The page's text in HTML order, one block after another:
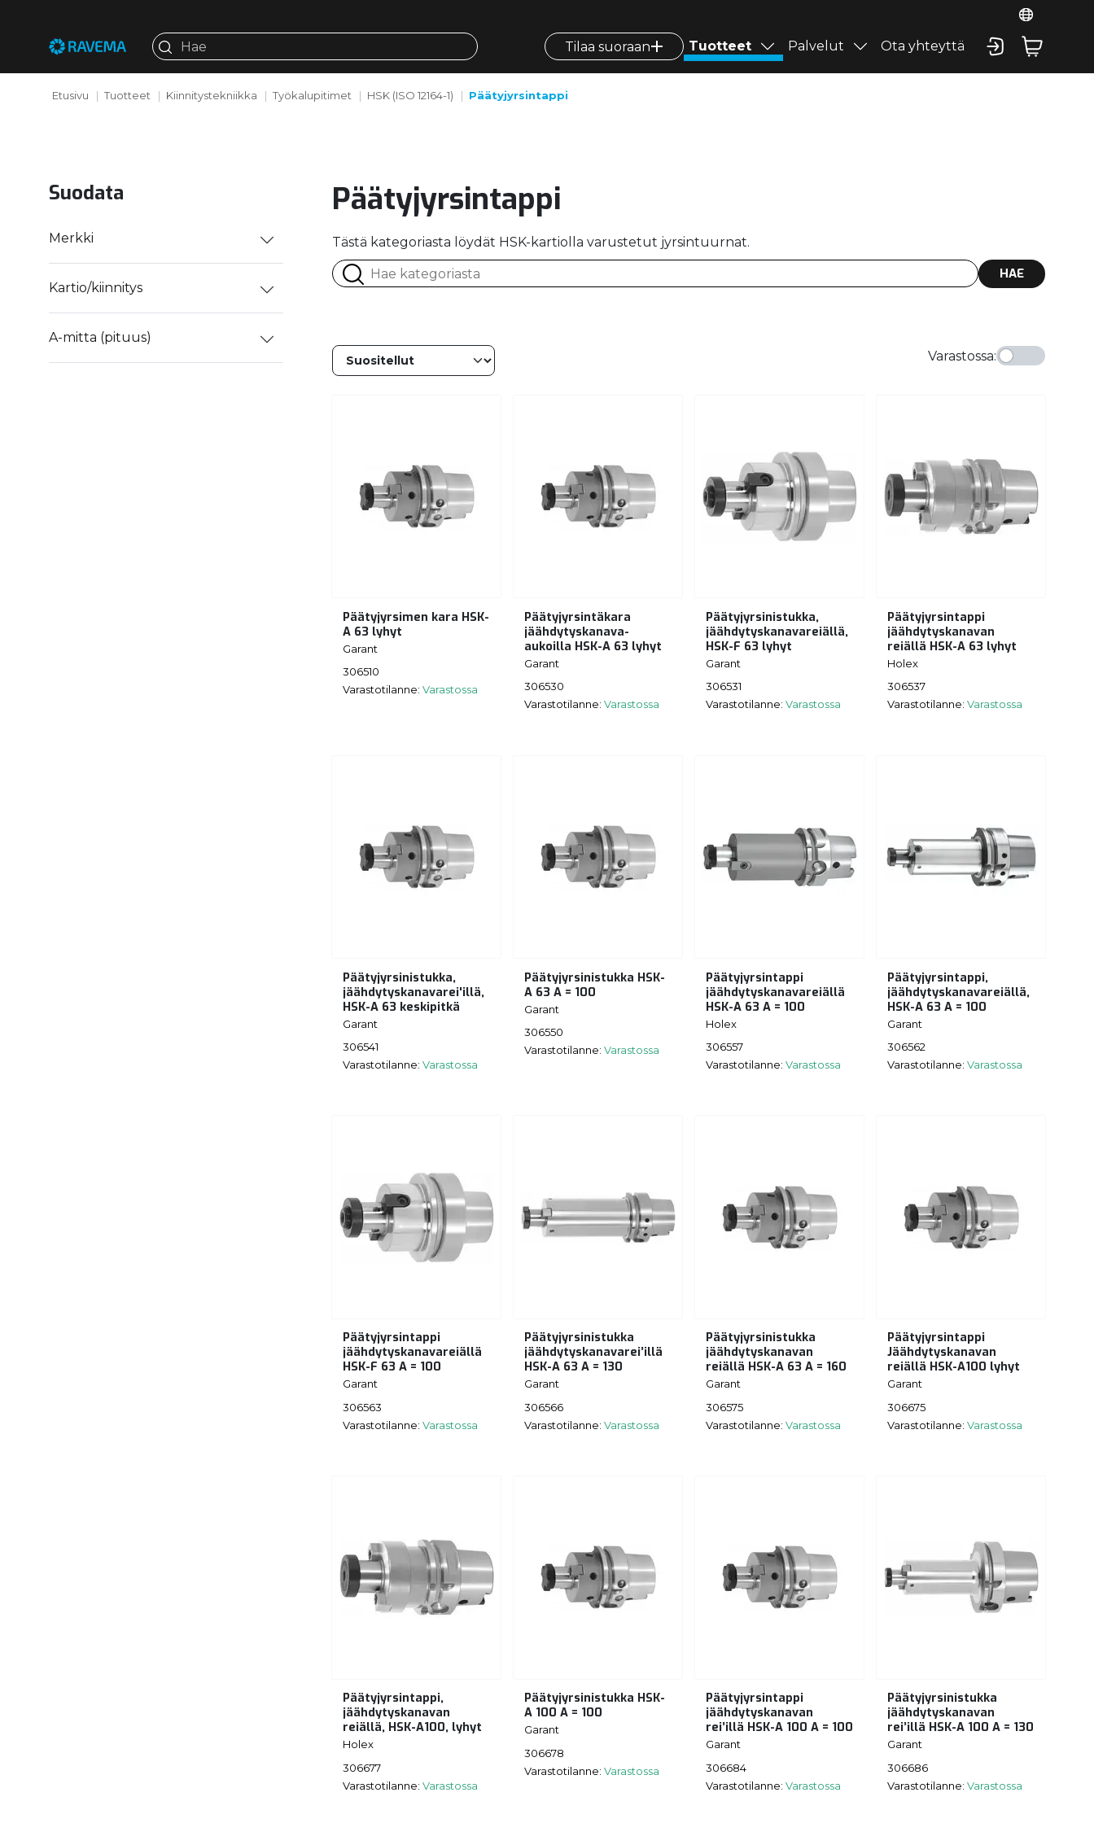
Tilaa suoraan Tuotteet Palvelut Ota yhteyttä
Etusivu Tuotteet Kiinnitystekniikka Työkalupitimet HSK (ISO 12164-1) Päätyjyrsintappi
Suodata
Merkki
Kartio/kiinnitys
A-mitta (pituus)
Päätyjyrsintappi
Tästä kategoriasta löydät HSK-kartiolla varustetut jyrsintuurnat.
HAE
Varastossa:
Päätyjyrsimen kara HSK-
A 63 lyhyt
Garant
306510
Varastotilanne: Varastossa
Päätyjyrsintäkara
jäähdytyskanava-
aukoilla HSK-A 63 lyhyt
Garant
306530
Varastotilanne: Varastossa
Päätyjyrsinistukka,
jäähdytyskanavareiällä,
HSK-F 63 lyhyt
Garant
306531
Varastotilanne: Varastossa
Päätyjyrsintappi
jäähdytyskanavan
reiällä HSK-A 63 lyhyt
Holex
306537
Varastotilanne: Varastossa
Päätyjyrsinistukka,
jäähdytyskanavarei'illä,
HSK-A 63 keskipitkä
Garant
306541
Varastotilanne: Varastossa
Päätyjyrsinistukka HSK-
A 63 A = 100
Garant
306550
Varastotilanne: Varastossa
Päätyjyrsintappi
jäähdytyskanavareiällä
HSK-A 63 A = 100
Holex
306557
Varastotilanne: Varastossa
Päätyjyrsintappi,
jäähdytyskanavareiällä,
HSK-A 63 A = 100
Garant
306562
Varastotilanne: Varastossa
Päätyjyrsintappi
jäähdytyskanavareiällä
HSK-F 63 A = 100
Garant
306563
Varastotilanne: Varastossa
Päätyjyrsinistukka
jäähdytyskanavarei’illä
HSK-A 63 A = 130
Garant
306566
Varastotilanne: Varastossa
Päätyjyrsinistukka
jäähdytyskanavan
reiällä HSK-A 63 A = 160
Garant
306575
Varastotilanne: Varastossa
Päätyjyrsintappi
Jäähdytyskanavan
reiällä HSK-A100 lyhyt
Garant
306675
Varastotilanne: Varastossa
Päätyjyrsintappi,
jäähdytyskanavan
reiällä, HSK-A100, lyhyt
Holex
306677
Varastotilanne: Varastossa
Päätyjyrsinistukka HSK-
A 100 A = 100
Garant
306678
Varastotilanne: Varastossa
Päätyjyrsintappi
jäähdytyskanavan
rei’illä HSK-A 100 A = 100
Garant
306684
Varastotilanne: Varastossa
Päätyjyrsinistukka
jäähdytyskanavan
rei’illä HSK-A 100 A = 130
Garant
306686
Varastotilanne: Varastossa